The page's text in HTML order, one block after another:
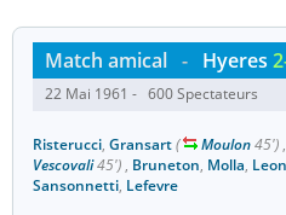
Match amical - Hyeres
22 Mai 1961 - 600 Spectateurs
Risterucci, Gransart( Moulon45') ,
Vescovali45') , Bruneton, Molla,
Sansonnetti, Lefevre